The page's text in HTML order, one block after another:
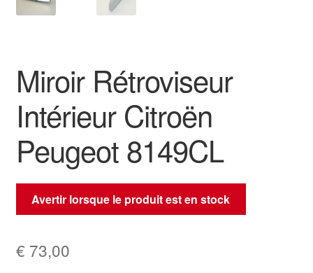
Procédure de Réclamation
Miroir Rétroviseur
Intérieur Citroën
Peugeot 8149CL
Avertir lorsque le produit est en stock
€ 73,00